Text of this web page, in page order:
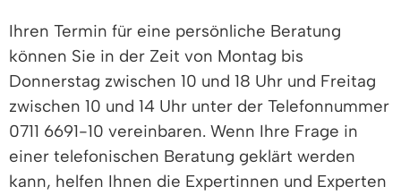
Ihren Termin für eine persönliche Beratung
können Sie in der Zeit von Montag bis
Donnerstag zwischen 10 und 18 Uhr und Freitag
zwischen 10 und 14 Uhr unter der Telefonnummer
0711 6691-10 vereinbaren. Wenn Ihre Frage in
einer telefonischen Beratung geklärt werden
kann, helfen Ihnen die Expertinnen und Experten